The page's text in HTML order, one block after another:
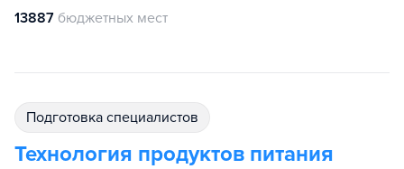
13887 бюджетных мест
подготовка специалистов
Технология продуктов питания